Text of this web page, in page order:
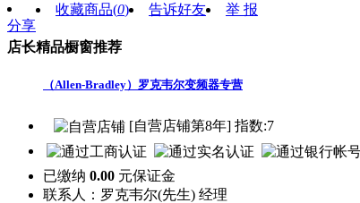
分享
收藏商品(0) 告诉好友 举 报
店长精品橱窗推荐
（Allen-Bradley）罗克韦尔变频器专营
[自营店铺第8年] 指数:7
已缴纳 0.00 元保证金
联系人： 罗克韦尔(先生) 经理